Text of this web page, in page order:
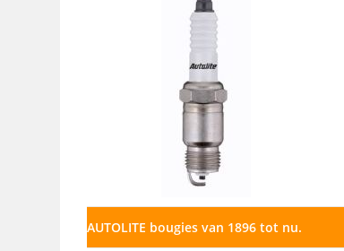
AUTOLITE bougies van 1896 tot nu.